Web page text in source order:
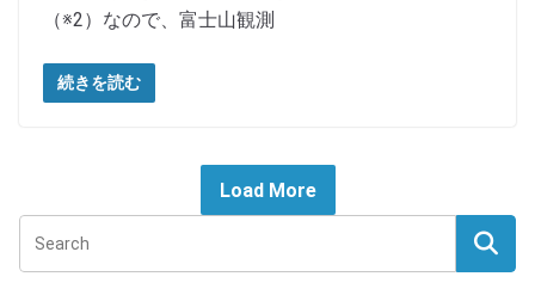
（※2）なので、富士山観測
続きを読む
Load More